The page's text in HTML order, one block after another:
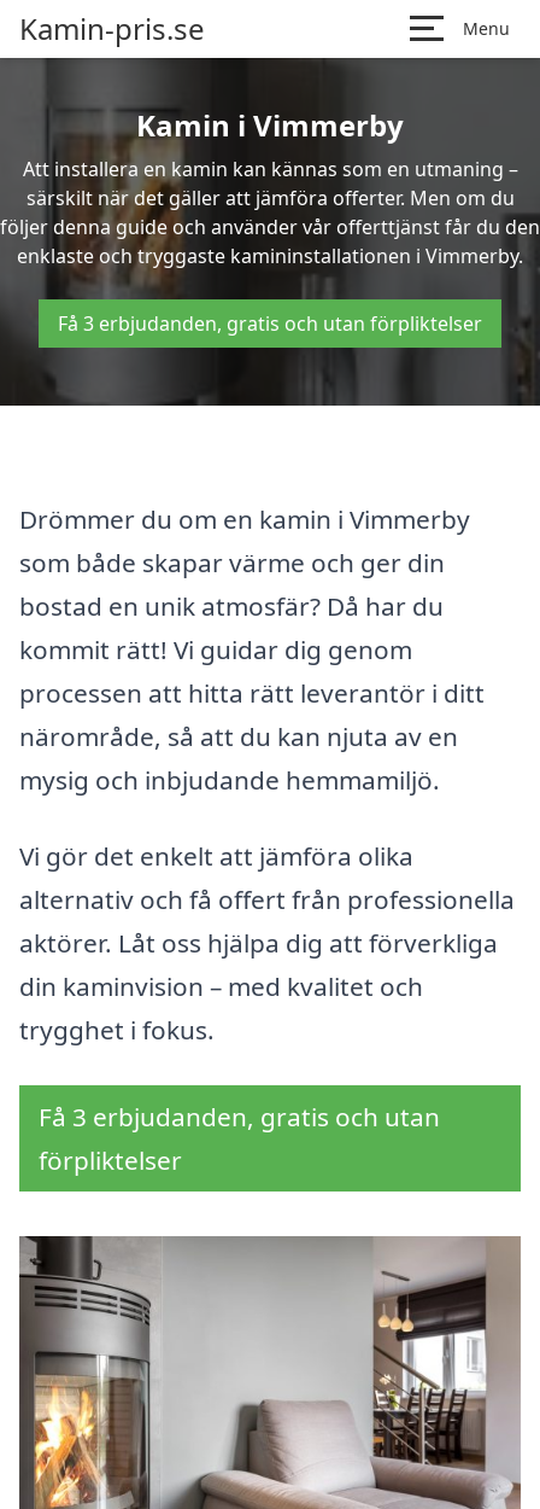
Kamin-pris.se Menu
Kamin i Vimmerby
Att installera en kamin kan kännas som en utmaning –
särskilt när det gäller att jämföra offerter. Men om du
följer denna guide och använder vår offerttjänst får du den
enklaste och tryggaste kamininstallationen i Vimmerby.
Få 3 erbjudanden, gratis och utan förpliktelser
Drömmer du om en kamin i Vimmerby
som både skapar värme och ger din
bostad en unik atmosfär? Då har du
kommit rätt! Vi guidar dig genom
processen att hitta rätt leverantör i ditt
närområde, så att du kan njuta av en
mysig och inbjudande hemmamiljö.
Vi gör det enkelt att jämföra olika
alternativ och få offert från professionella
aktörer. Låt oss hjälpa dig att förverkliga
din kaminvision – med kvalitet och
trygghet i fokus.
Få 3 erbjudanden, gratis och utan
förpliktelser